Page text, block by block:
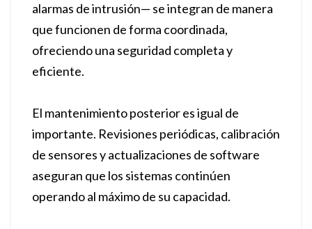
alarmas de intrusión— se integran de manera
que funcionen de forma coordinada,
ofreciendo una seguridad completa y
eficiente.
El mantenimiento posterior es igual de
importante. Revisiones periódicas, calibración
de sensores y actualizaciones de software
aseguran que los sistemas continúen
operando al máximo de su capacidad.